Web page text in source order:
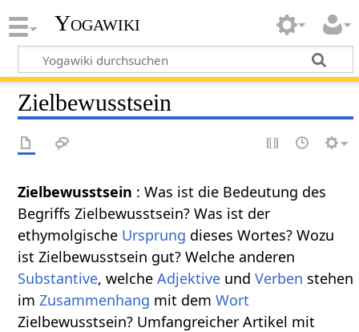
Yogawiki
Zielbewusstsein
Zielbewusstsein : Was ist die Bedeutung des
Begriffs Zielbewusstsein? Was ist der
ethymolgische Ursprung dieses Wortes? Wozu
ist Zielbewusstsein gut? Welche anderen
Substantive, welcheAdjektive undVerben stehen
imZusammenhang mit demWort
Zielbewusstsein? Umfangreicher Artikel mit